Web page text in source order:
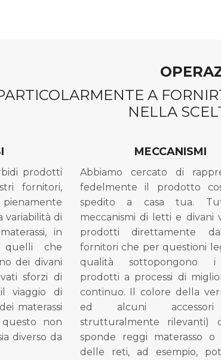
A
NELLA
prodotti
fornitori,
pienamente
variabilità di
in
quelli che
dei divani
sforzi di
viaggio di
materassi
non
diverso da
MECCANISMI
Abbiamo cercato di
fedelmente il prodotto
spedito a casa tua.
meccanismi di letti e divani
prodotti direttamente
fornitori che per questioni
qualità sottopongono
prodotti a processi di
continuo. Il colore della
ed alcuni
strutturalmente rilevanti)
sponde reggi materasso o
delle reti, ad esempio,